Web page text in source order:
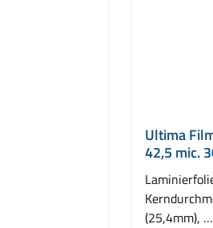
Ultima
42,5 mic.
(25,4mm),